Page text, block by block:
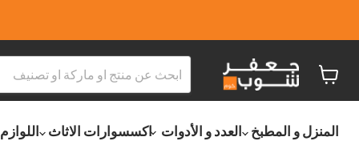
التسو
المنزل و المطبخ
العدد و الأدوات اكسسوارات الاثاث